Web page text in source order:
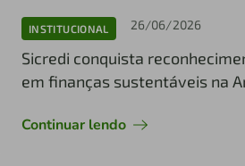
INSTITUCIONAL 26/06/2026
Sicredi conquista
em finanças sustentáveis na
Continuar lendo